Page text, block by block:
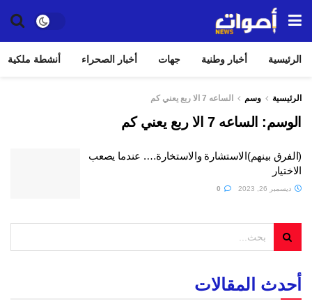
الرئيسية أخبار وطنية جهات أخبار الصحراء أنشطة ملكية
الرئيسية وسم الساعه 7 الا ربع يعني كم
الوسم: الساعه 7 الا ربع يعني كم
(الفرق بينهم)الاستشارة والاستخارة…. عندما يصعب
الاختيار
ديسمبر 26, 2023
أحدث المقالات